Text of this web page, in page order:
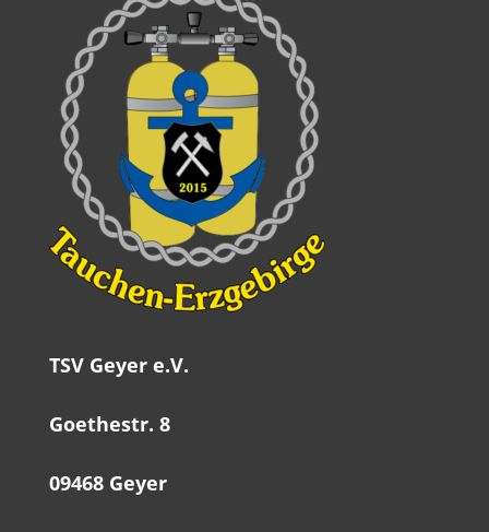
TSV Geyer e.V.
Goethestr. 8
09468 Geyer